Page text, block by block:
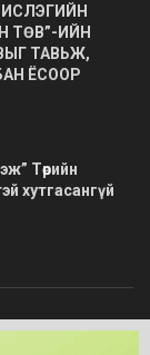
ТӨВ”-ИЙН
ТАВЬЖ,
ЁСООР
Төрийн
хутгасангүй
Загварыг